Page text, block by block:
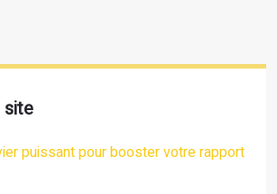
site
puissant pour booster votre rapport